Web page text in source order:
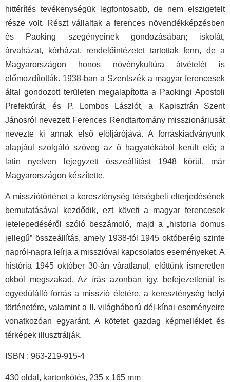
hittérítés tevékenységük legfontosabb, de nem elszigetelt
része volt. Részt vállaltak a ferences növendékképzésben
és Paoking szegényeinek gondozásában; iskolát,
árvaházat, kórházat, rendelőintézetet tartottak fenn, de a
Magyarországon honos növénykultúra átvételét is
előmozdították. 1938-ban a Szentszék a magyar ferencesek
által gondozott területen megalapította a Paokingi Apostoli
Prefektúrát, és P. Lombos Lászlót, a Kapisztrán Szent
Jánosról nevezett Ferences Rendtartomány misszionáriusát
nevezte ki annak első elöljárójává. A forráskiadványunk
alapjául szolgáló szöveg az ő hagyatékából került elő; a
latin nyelven lejegyzett összeállítást 1948 körül, már
Magyarországon készítette.
A missziótörténet a kereszténység térségbeli elterjedésének
bemutatásával kezdődik, ezt követi a magyar ferencesek
letelepedéséről szóló beszámoló, majd a „historia domus
jellegű” összeállítás, amely 1938-tól 1945 októberéig szinte
napról-napra leírja a misszióval kapcsolatos eseményeket. A
história 1945 október 30-án váratlanul, előttünk ismeretlen
okból megszakad. Az írás azonban így, befejezetlenül is
egyedülálló forrás a misszió életére, a kereszténység helyi
történetére, valamint a II. világháború dél-kínai eseményeire
vonatkozóan egyaránt. A kötetet gazdag képmelléklet és
térképek illusztrálják.
ISBN : 963-219-915-4
430 oldal, kartonkötés, 235 x 165 mm